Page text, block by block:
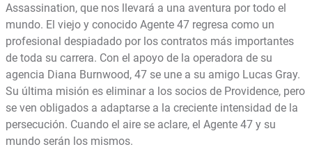
Assassination, que nos llevará a una aventura por todo el
mundo. El viejo y conocido Agente 47 regresa como un
profesional despiadado por los contratos más importantes
de toda su carrera. Con el apoyo de la operadora de su
agencia Diana Burnwood, 47 se une a su amigo Lucas Gray.
Su última misión es eliminar a los socios de Providence, pero
se ven obligados a adaptarse a la creciente intensidad de la
persecución. Cuando el aire se aclare, el Agente 47 y su
mundo serán los mismos.